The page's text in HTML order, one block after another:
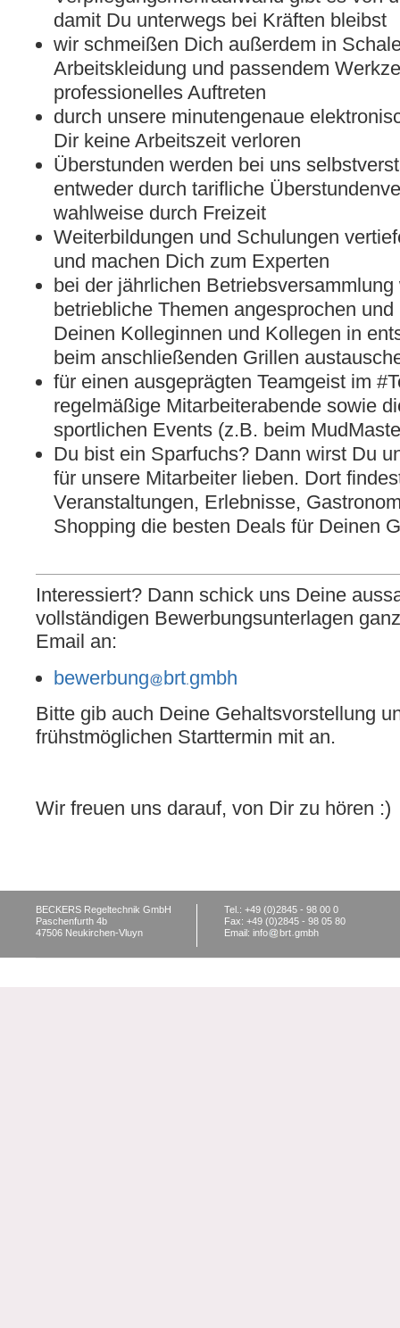
damit Du unterwegs bei Kräften bleibst
wir schmeißen Dich außerdem in
Arbeitskleidung und passendem
professionelles Auftreten
durch unsere minutengenaue
Dir keine Arbeitszeit verloren
Überstunden werden bei uns
entweder durch tarifliche
wahlweise durch Freizeit
Weiterbildungen und Schulungen
und machen Dich zum Experten
bei der jährlichen
betriebliche Themen angesprochen
Deinen Kolleginnen und Kollegen in
beim anschließenden Grillen
für einen ausgeprägten Teamgeist im
regelmäßige Mitarbeiterabende sowie
sportlichen Events (z.B. beim
Du bist ein Sparfuchs? Dann wirst Du
für unsere Mitarbeiter lieben. Dort
Veranstaltungen, Erlebnisse,
Shopping die besten Deals für Deinen
Interessiert? Dann schick uns Deine
vollständigen Bewerbungsunterlagen
Email an:
bewerbung
brt gmbh
Bitte gib auch Deine Gehaltsvorstellung
frühstmöglichen Starttermin mit an.
Wir freuen uns darauf, von Dir zu hören :)
BECKERS Regeltechnik GmbH
Paschenfurth 4b
47506 Neukirchen-Vluyn
Tel.: +49 (0)2845 - 98 00 0
Fax: +49 (0)2845 - 98 05 80
Email: info
brt gmbh